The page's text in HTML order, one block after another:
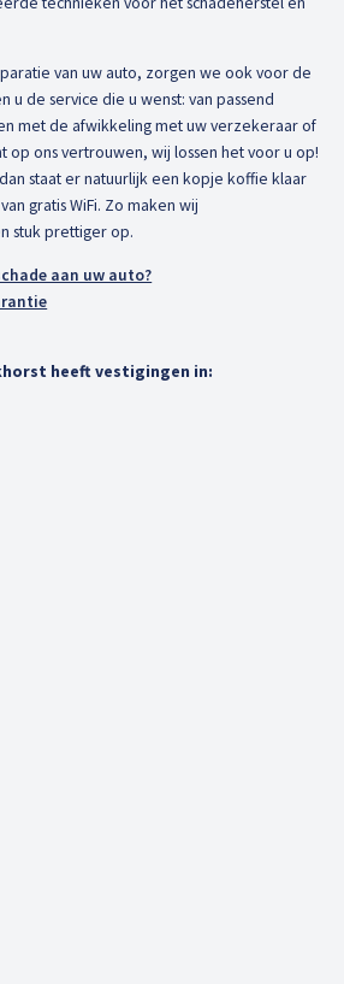
van uw auto, zorgen we ook voor de
u de service die u wenst: van passend
met de afwikkeling met uw verzekeraar of
op ons vertrouwen, wij lossen het voor u op!
staat er natuurlijk een kopje koffie klaar
gratis WiFi. Zo maken wij
stuk prettiger op.
aan uw auto?
heeft vestigingen in: